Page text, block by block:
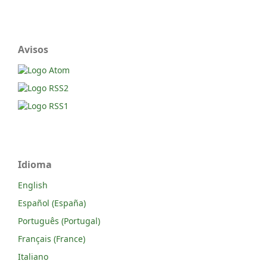
Avisos
Idioma
English
Español (España)
Português (Portugal)
Français (France)
Italiano